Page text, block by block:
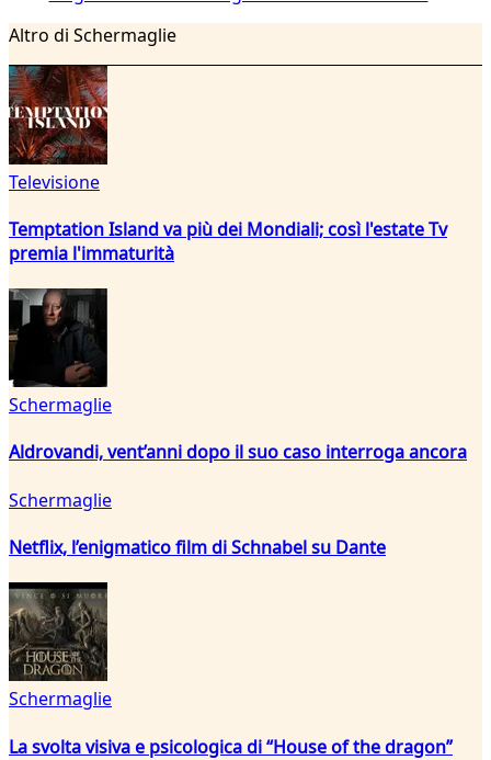
Altro di Schermaglie
Televisione
Temptation Island va più dei Mondiali; così l'estate Tv
premia l'immaturità
Schermaglie
Aldrovandi, vent’anni dopo il suo caso interroga ancora
Schermaglie
Netflix, l’enigmatico film di Schnabel su Dante
Schermaglie
La svolta visiva e psicologica di “House of the dragon”